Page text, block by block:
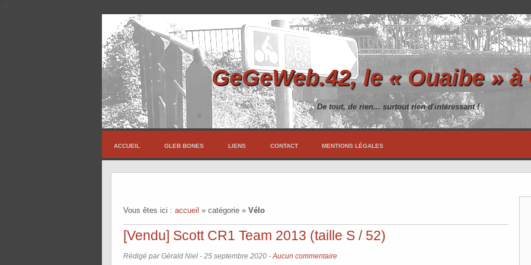
GeGeWeb.42, le « Ouaibe » à
De tout, de rien... surtout rien d'intéressant !
ACCUEIL GLEB BONES LIENS CONTACT MENTIONS LÉGALES
Vous êtes ici : accueil » catégorie » Vélo
[Vendu] Scott CR1 Team 2013 (taille S / 52)
Rédigé par Gérald Niel - 25 septembre 2020 - Aucun commentaire